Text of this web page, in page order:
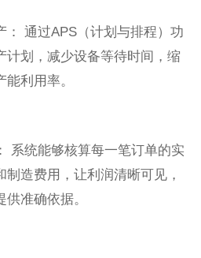
通过APS（计划与排程）功
计划，减少设备等待时间，缩
利用率。
统能够核算每一笔订单的实
造费用，让利润清晰可见，
准确依据。